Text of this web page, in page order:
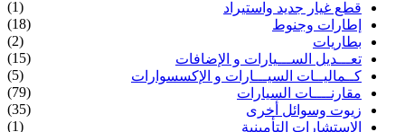
قطع غيار جديد واستيراد
(1)
إطارات وجنوط
(18)
بطاريات
(2)
تعـــديل الســـيارات و الإضافات
(15)
كــماليــات السيـــارات و الإكسسوارات
(5)
مقارنــــات السيارات
(79)
زيوت وسوائل أخرى
(35)
الاستشارات التأمينية
(1)